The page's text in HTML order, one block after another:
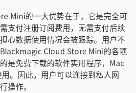
Mini的一大优势在于，它是完全可
支付注册订阅费用，无需支付后续
心数据使用情况会被跟踪。用户不
Cloud Store Mini的各项
是免费下载的软件实用程序，Mac
。因此，用户可以连接到私人网
操作。